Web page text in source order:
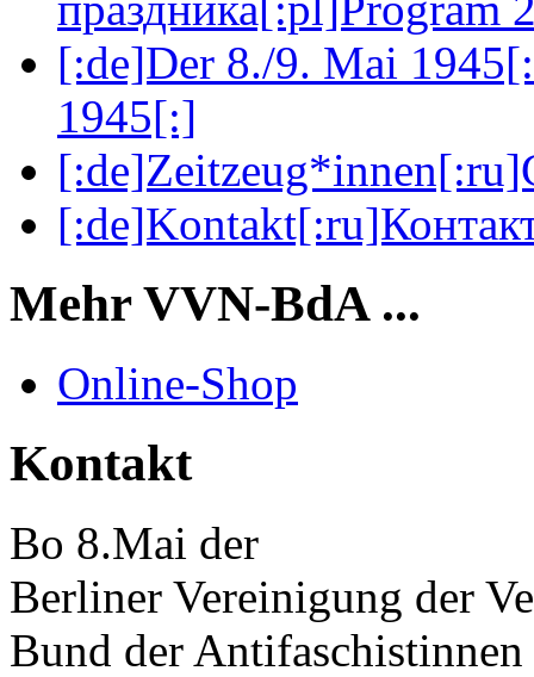
[:de]Der 8./9. Mai
1945[:]
Mehr VVN-BdA ...
Online-Shop
Kontakt
Bo 8.Mai der
Berliner Vereinigung der
Bund der